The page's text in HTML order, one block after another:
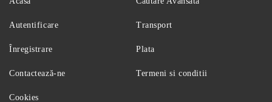
Autentificare
Înregistrare
Contactează-ne
Transport
Plata
Termeni si conditii
Cookies